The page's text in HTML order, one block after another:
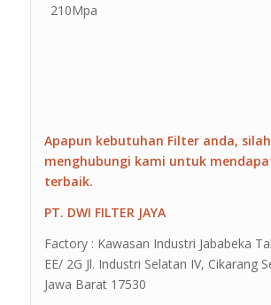
210Mpa
Apapun kebutuhan Filter anda,
menghubungi kami untuk
terbaik.
PT. DWI FILTER JAYA
Factory : Kawasan Industri Jababeka
EE/ 2G Jl. Industri Selatan IV, Cikarang
Jawa Barat 17530